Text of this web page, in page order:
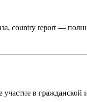
country report —
в гражданской